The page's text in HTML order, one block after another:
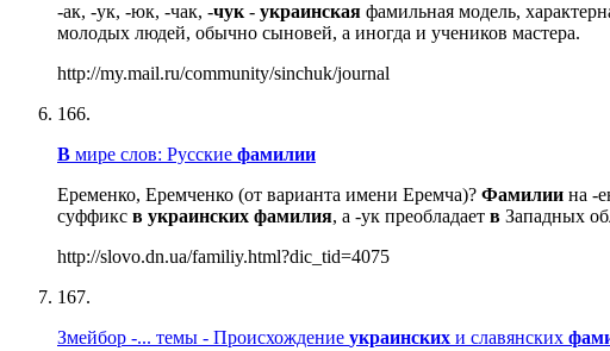
-ак, -ук, -юк, -чак, -чук - украинская фамильная модель,
молодых людей, обычно сыновей, а иногда и учеников мастера.
http://my.mail.ru/community/sinchuk/journal
166.
В мире слов: Русские фамилии
Еременко, Еремченко (от варианта имени Еремча)? Фамилии на -
суффикс в украинских фамилия, а -ук преобладает в Западных
http://slovo.dn.ua/familiy.html?dic_tid=4075
167.
Змейбор -... темы - Происхождение украинских и славянских